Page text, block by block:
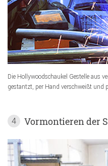
Die Hollywoodschaukel Gestelle aus
gestantzt, per Hand verschweißt und
4 Vormontieren der